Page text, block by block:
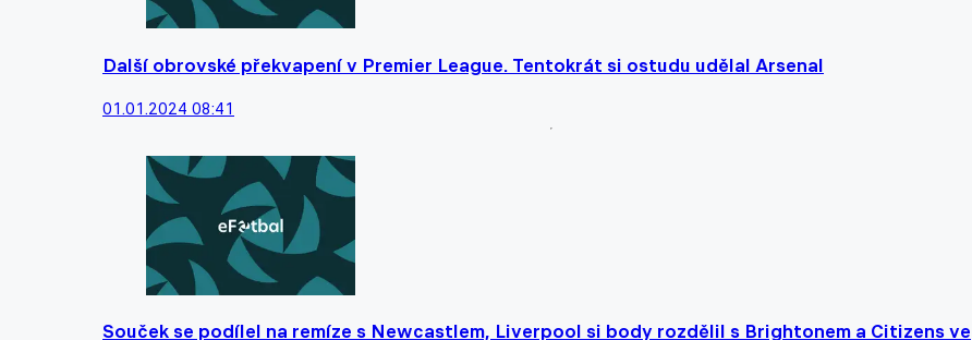
Další obrovské překvapení v Premier League. Tentokrát si ostudu udělal Arsenal
01.01.2024 08:41
Souček se podílel na remíze s Newcastlem, Liverpool si body rozdělil s Brightonem a Citizens ve